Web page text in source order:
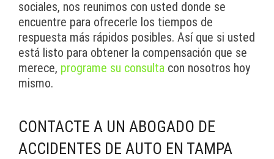
sociales, nos reunimos con usted donde se
encuentre para ofrecerle los tiempos de
respuesta más rápidos posibles. Así que si usted
está listo para obtener la compensación que se
merece, programe su consulta con nosotros hoy
mismo.
CONTACTE A UN ABOGADO DE
ACCIDENTES DE AUTO EN TAMPA